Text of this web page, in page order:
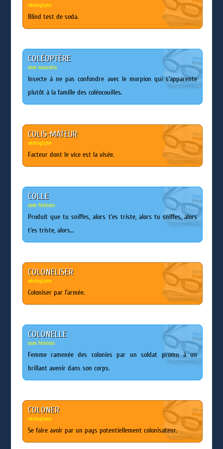
néologisme
Blind test de soda.
COLÉOPTÈRE
nom masculin
Insecte à ne pas confondre avec le morpion qui s’apparente
plutôt à la famille des coléocouilles.
COLIS-MATEUR
néologisme
Facteur dont le vice est la visée.
COLLE
nom féminin
Produit que tu sniffes, alors t’es triste, alors tu sniffes, alors
t’es triste, alors…
COLONELISER
néologisme
Coloniser par l’armée.
COLONELLE
nom féminin
Femme ramenée des colonies par un soldat promu à un
brillant avenir dans son corps.
COLONER
néologisme
Se faire avoir par un pays potentiellement colonisateur.